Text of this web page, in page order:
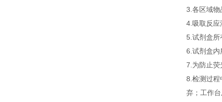
3.各区域物
4.吸取反应
5.试剂盒所
6.试剂盒内
7.为防止荧
8.检测过程
弃；工作